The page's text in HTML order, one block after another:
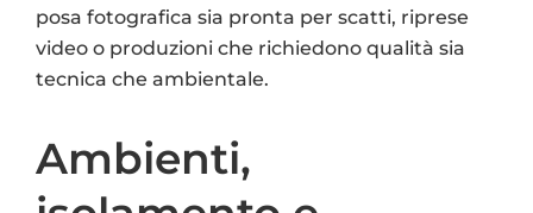
posa fotografica sia pronta per scatti, riprese
video o produzioni che richiedono qualità sia
tecnica che ambientale.
Ambienti,